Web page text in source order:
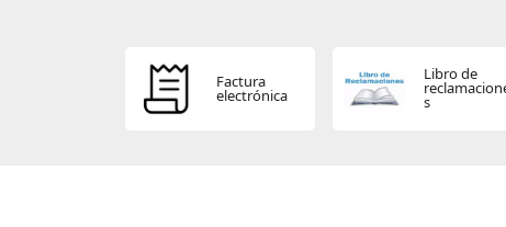
Factura
electrónica
Libro de
s